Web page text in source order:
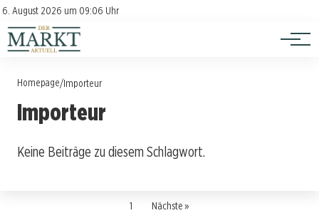
6. August 2026 um 09:06 Uhr
Kontakt
Impressum
Investition
Verbraucherschutz
Homepage/Importeur
Importeur
Keine Beiträge zu diesem Schlagwort.
1 Nächste »